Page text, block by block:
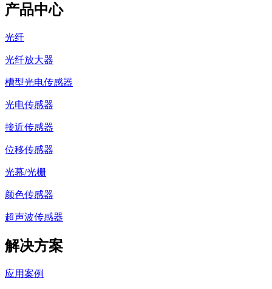
产品中心
光纤
光纤放大器
槽型光电传感器
光电传感器
接近传感器
位移传感器
光幕/光栅
颜色传感器
超声波传感器
解决方案
应用案例